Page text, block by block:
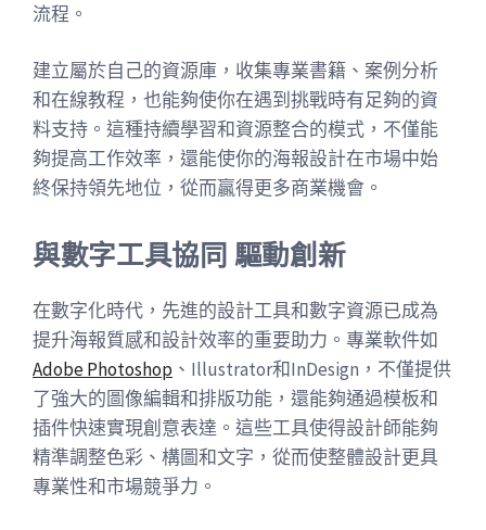
流程。
建立屬於自己的資源庫，收集專業書籍、案例分析
和在線教程，也能夠使你在遇到挑戰時有足夠的資
料支持。這種持續學習和資源整合的模式，不僅能
夠提高工作效率，還能使你的海報設計在市場中始
終保持領先地位，從而贏得更多商業機會。
與數字工具協同 驅動創新
在數字化時代，先進的設計工具和數字資源已成為
提升海報質感和設計效率的重要助力。專業軟件如
Adobe Photoshop 、Illustrator和InDesign，不僅提供
了強大的圖像編輯和排版功能，還能夠通過模板和
插件快速實現創意表達。這些工具使得設計師能夠
精準調整色彩、構圖和文字，從而使整體設計更具
專業性和市場競爭力。